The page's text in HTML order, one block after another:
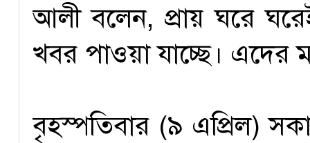
আলী বলেন, প্রায় ঘরে
খবর পাওয়া যাচ্ছে। এদের
বৃহস্পতিবার (৯ এপ্রিল)